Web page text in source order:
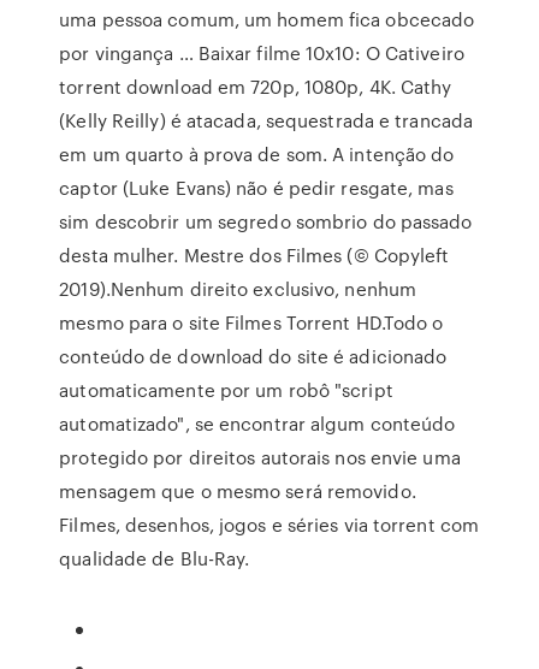
uma pessoa comum, um homem fica obcecado
por vingança … Baixar filme 10x10: O Cativeiro
torrent download em 720p, 1080p, 4K. Cathy
(Kelly Reilly) é atacada, sequestrada e trancada
em um quarto à prova de som. A intenção do
captor (Luke Evans) não é pedir resgate, mas
sim descobrir um segredo sombrio do passado
desta mulher. Mestre dos Filmes (© Copyleft
2019).Nenhum direito exclusivo, nenhum
mesmo para o site Filmes Torrent HD.Todo o
conteúdo de download do site é adicionado
automaticamente por um robô "script
automatizado", se encontrar algum conteúdo
protegido por direitos autorais nos envie uma
mensagem que o mesmo será removido.
Filmes, desenhos, jogos e séries via torrent com
qualidade de Blu-Ray.